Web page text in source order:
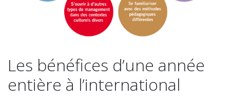
Les bénéfices d’une année
entière à l’international